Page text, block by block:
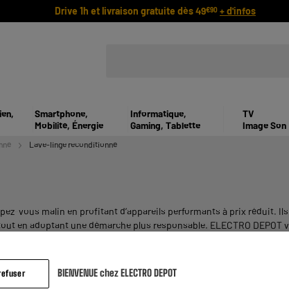
Drive 1h et livraison gratuite dès 49€90 + d'infos
Smartphone,
Mobilité, Énergie
Informatique,
Gaming, Tablette
TV
Image Son
Lave-linge reconditionné
vous malin en profitant d’appareils performants à prix réduit.
en adoptant une démarche plus responsable. ELECTRO
BIENVENUE chez ELECTRO DEPOT